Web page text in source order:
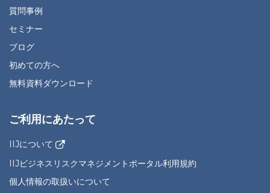
質問事例
セミナー
ブログ
初めての方へ
無料資料ダウンロード
ご利用にあたって
IIJについて
IIJビジネスリスクマネジメントポータル利用規約
個人情報の取扱いについて